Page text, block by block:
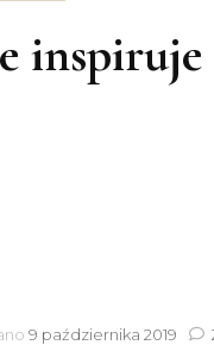
inspiruje
9 października 2019